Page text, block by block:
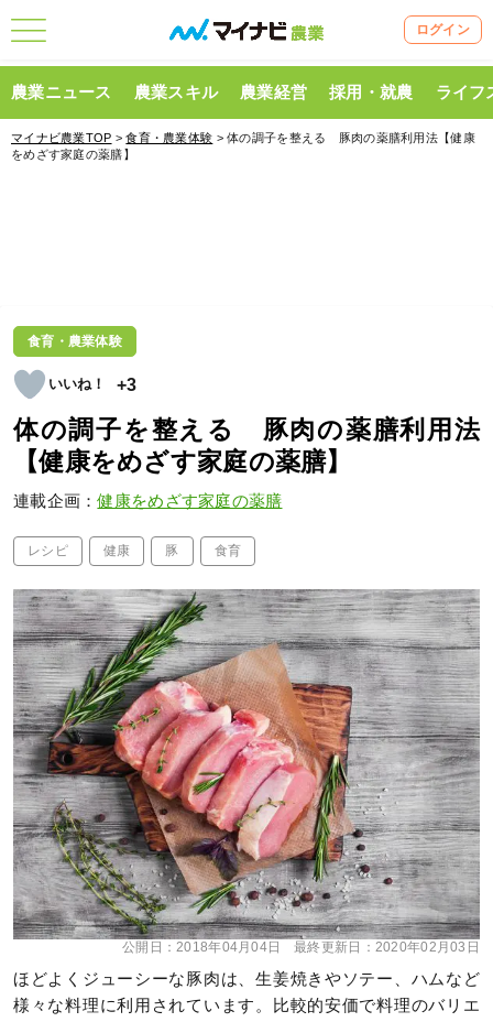
ログイン
農業ニュース 農業スキル 農業経営 採用・就農 ライフ
マイナビ農業TOP >食育・農業体験 > 体の調子を整える 豚肉の薬膳利用法【健康
をめざす家庭の薬膳】
食育・農業体験
+3
体の調子を整える 豚肉の薬膳利用法
【健康をめざす家庭の薬膳】
連載企画：健康をめざす家庭の薬膳
レシピ 健康 豚 食育
公開日：2018年04月04日 最終更新日： 2020年02月03日
ほどよくジューシーな豚肉は、生姜焼きやソテー、ハムなど
様々な料理に利用されています。比較的安価で料理のバリエ